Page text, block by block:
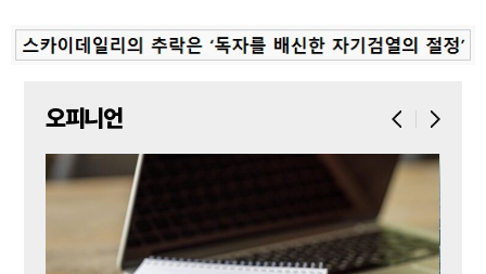
오피니언